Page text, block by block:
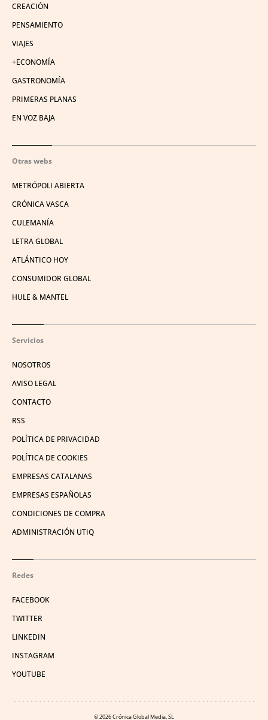
CREACIÓN
PENSAMIENTO
VIAJES
+ECONOMÍA
GASTRONOMÍA
PRIMERAS PLANAS
EN VOZ BAJA
Otras webs
METRÓPOLI ABIERTA
CRÓNICA VASCA
CULEMANÍA
LETRA GLOBAL
ATLÁNTICO HOY
CONSUMIDOR GLOBAL
HULE & MANTEL
Servicios
NOSOTROS
AVISO LEGAL
CONTACTO
RSS
POLÍTICA DE PRIVACIDAD
POLÍTICA DE COOKIES
EMPRESAS CATALANAS
EMPRESAS ESPAÑOLAS
CONDICIONES DE COMPRA
ADMINISTRACIÓN UTIQ
Redes
FACEBOOK
TWITTER
LINKEDIN
INSTAGRAM
YOUTUBE
© 2026 Crónica Global Media, SL